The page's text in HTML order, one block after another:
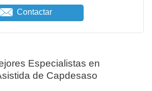
Contactar
Especialistas en
de Capdesaso